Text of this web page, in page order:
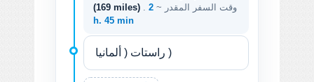
(169 miles)
. وقت السفر المقدر ~ 2
h. 45 min